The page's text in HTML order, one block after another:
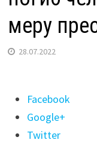
меру
28.07.2022
Поделиться
"В
Приангарье
Facebook
Google+
Twitter